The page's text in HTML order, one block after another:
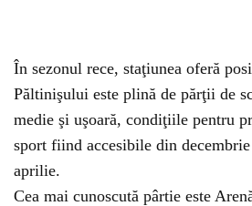
În sezonul rece, staţiunea oferă
Păltinişului este plină de părţii de
medie şi uşoară, condiţiile pentru
sport fiind accesibile din
aprilie.
Cea mai cunoscută pârtie este